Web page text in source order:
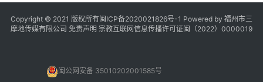
Copyright © 2021 版权所有闽ICP备2020021826号-1 Powered by 福州市三
摩地传媒有限公司 免责声明 宗教互联网信息传播许可证闽（2022）0000019
闽公网安备 35010202001585号